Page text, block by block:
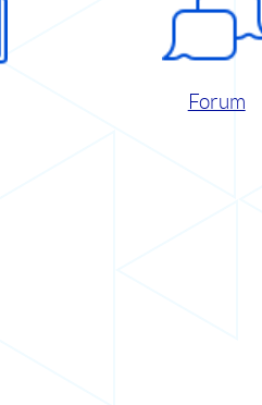
Forum